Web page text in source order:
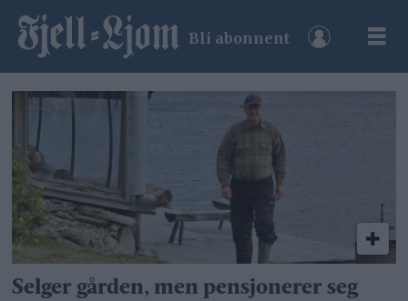
Bli abonnent
Tag:
bjørn
sandnes
Selger gården, men pensjonerer seg